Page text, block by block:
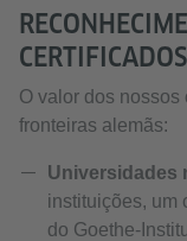
O valor dos
fronteiras alemãs:
Universidades
instituições, um
do Goethe-